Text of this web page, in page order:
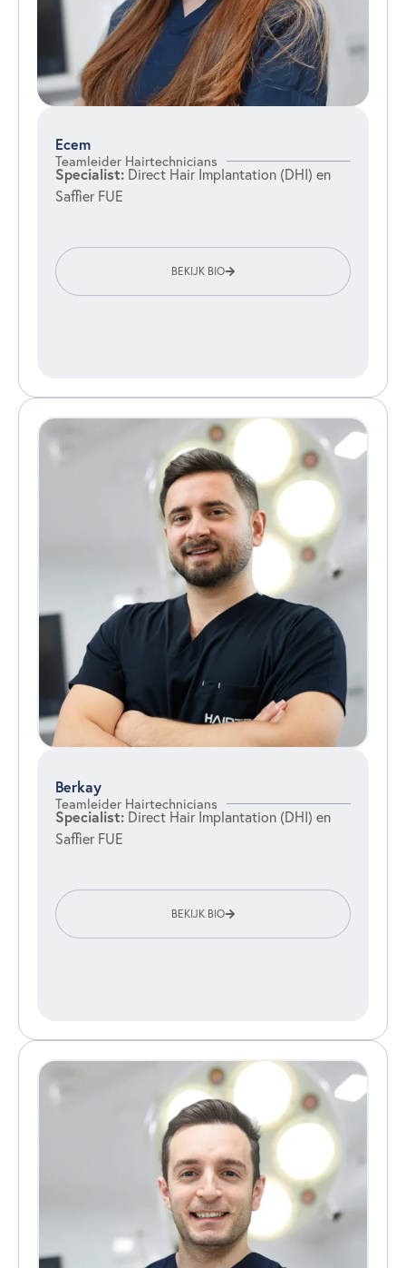
Ecem
Teamleider Hairtechnicians
Specialist: Direct Hair Implantation (DHI) en
Saffier FUE
BEKIJK BIO
Berkay
Teamleider Hairtechnicians
Specialist: Direct Hair Implantation (DHI) en
Saffier FUE
BEKIJK BIO